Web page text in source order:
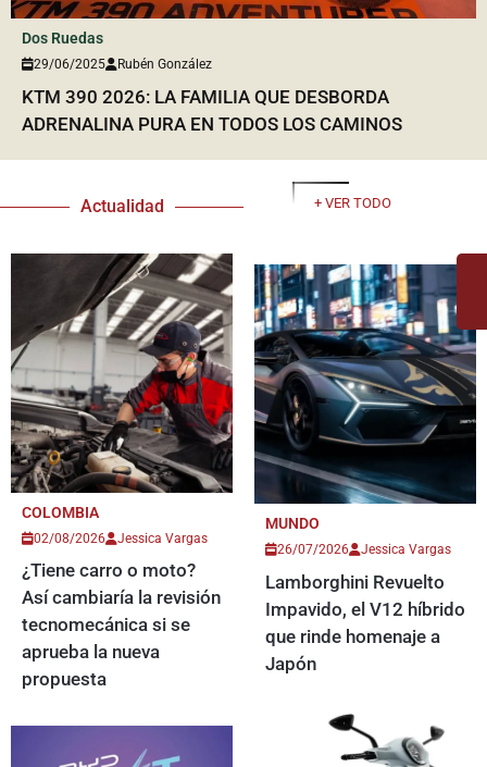
Dos Ruedas
29/06/2025 Rubén González
KTM 390 2026: LA FAMILIA QUE DESBORDA
ADRENALINA PURA EN TODOS LOS CAMINOS
Actualidad + VER TODO
COLOMBIA
02/08/2026 Jessica Vargas
¿Tiene carro o moto?
Así cambiaría la revisión
tecnomecánica si se
aprueba la nueva
propuesta
MUNDO
26/07/2026 Jessica Vargas
Lamborghini Revuelto
Impavido, el V12 híbrido
que rinde homenaje a
Japón